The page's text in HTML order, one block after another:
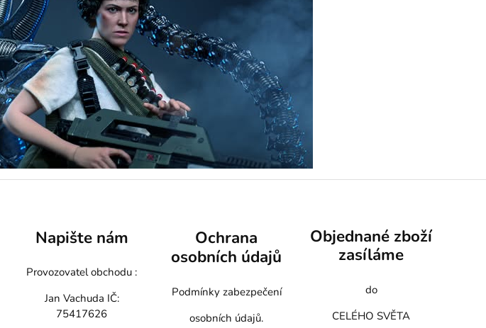
Napište nám
Provozovatel obchodu :
Jan Vachuda IČ:
75417626
Ochrana
osobních údajů
Podmínky zabezpečení
osobních údajů.
Objednané zboží
zasíláme
do
CELÉHO SVĚTA